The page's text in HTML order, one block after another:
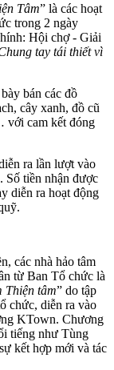
Tâm” là các hoạt
trong 2 ngày
Hội chợ - Giải
tay tái thiết vì
bày bán các đồ
cây xanh, đồ cũ
với cam kết đóng
ra lần lượt vào
Số tiền nhận được
diễn ra hoạt động
các nhà hảo tâm
từ Ban Tổ chức là
Thiện tâm” do tập
chức, diễn ra vào
KTown. Chương
tiếng như Tùng
kết hợp mới và tác